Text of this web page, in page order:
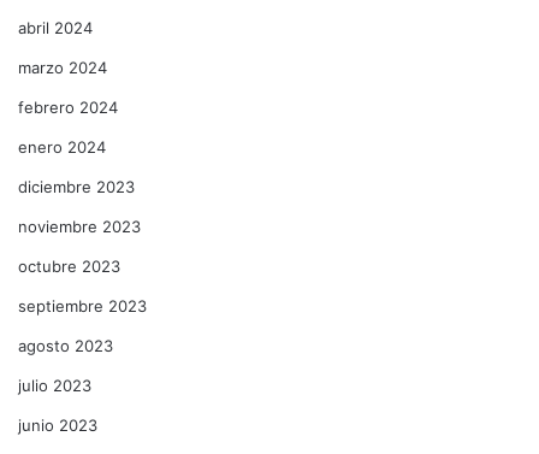
abril 2024
marzo 2024
febrero 2024
enero 2024
diciembre 2023
noviembre 2023
octubre 2023
septiembre 2023
agosto 2023
julio 2023
junio 2023